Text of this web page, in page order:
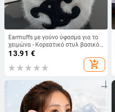
Earmuffs με γούνο ύφασμα για το
χειμώνα - Κορεατικό στυλ βασικός
σχεδιασμός, ενήλικες ουδέτερο
ζεσταίνουν τα αυτιά
13.91 €
add_shopping_cart